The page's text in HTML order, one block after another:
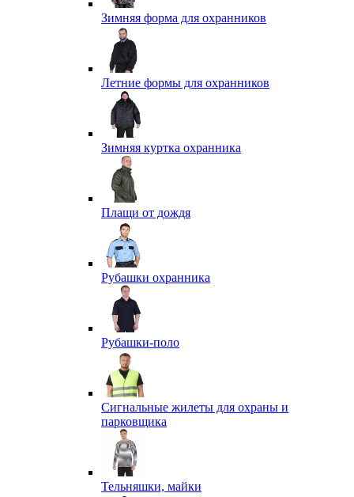
Зимняя форма для охранников
Летние формы для охранников
Зимняя куртка охранника
Плащи от дождя
Рубашки охранника
Рубашки-поло
Сигнальные жилеты для охраны и
парковщика
Тельняшки, майки